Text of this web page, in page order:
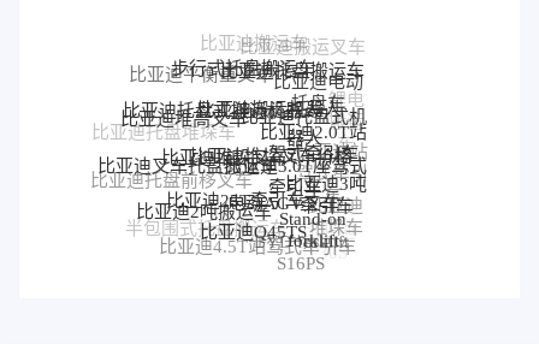
比亚迪平衡重叉车
步行式托盘搬运车
比亚迪托盘搬运车
比亚迪电动
托盘车锂电
搬运
车
比亚迪托盘堆垛车
比亚迪堆高叉车
比亚迪托盘式搬运机器人
比亚迪搬运机器人
比亚迪托盘式机
器人
比亚迪2.0T站
驾式牵引车
比亚迪站
驾式牵引
车
比亚迪托盘前移叉车
比亚迪叉车托盘搬运车
比亚迪堆垛叉车
比亚迪堆垛叉车价格
比亚迪3.0T座驾式
牵引车
比亚迪3吨
牵引车
比亚迪
堆垛车
比亚迪
P30S
比亚迪仓储叉车
半包围式托盘搬运车
比亚迪2吨搬运车
比亚迪25T牵引车
电动AGV叉车
Stand-on
forklift
BYD forklift
S16PS
比亚迪4.5T站驾式牵引车
比亚迪Q45TS